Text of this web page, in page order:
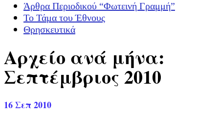
Άρθρα Περιοδικού “Φωτεινή Γραμμή”
Το Τάμα του Έθνους
Θρησκευτικά
Αρχείο ανά μήνα:
Σεπτέμβριος 2010
16Σεπ 2010